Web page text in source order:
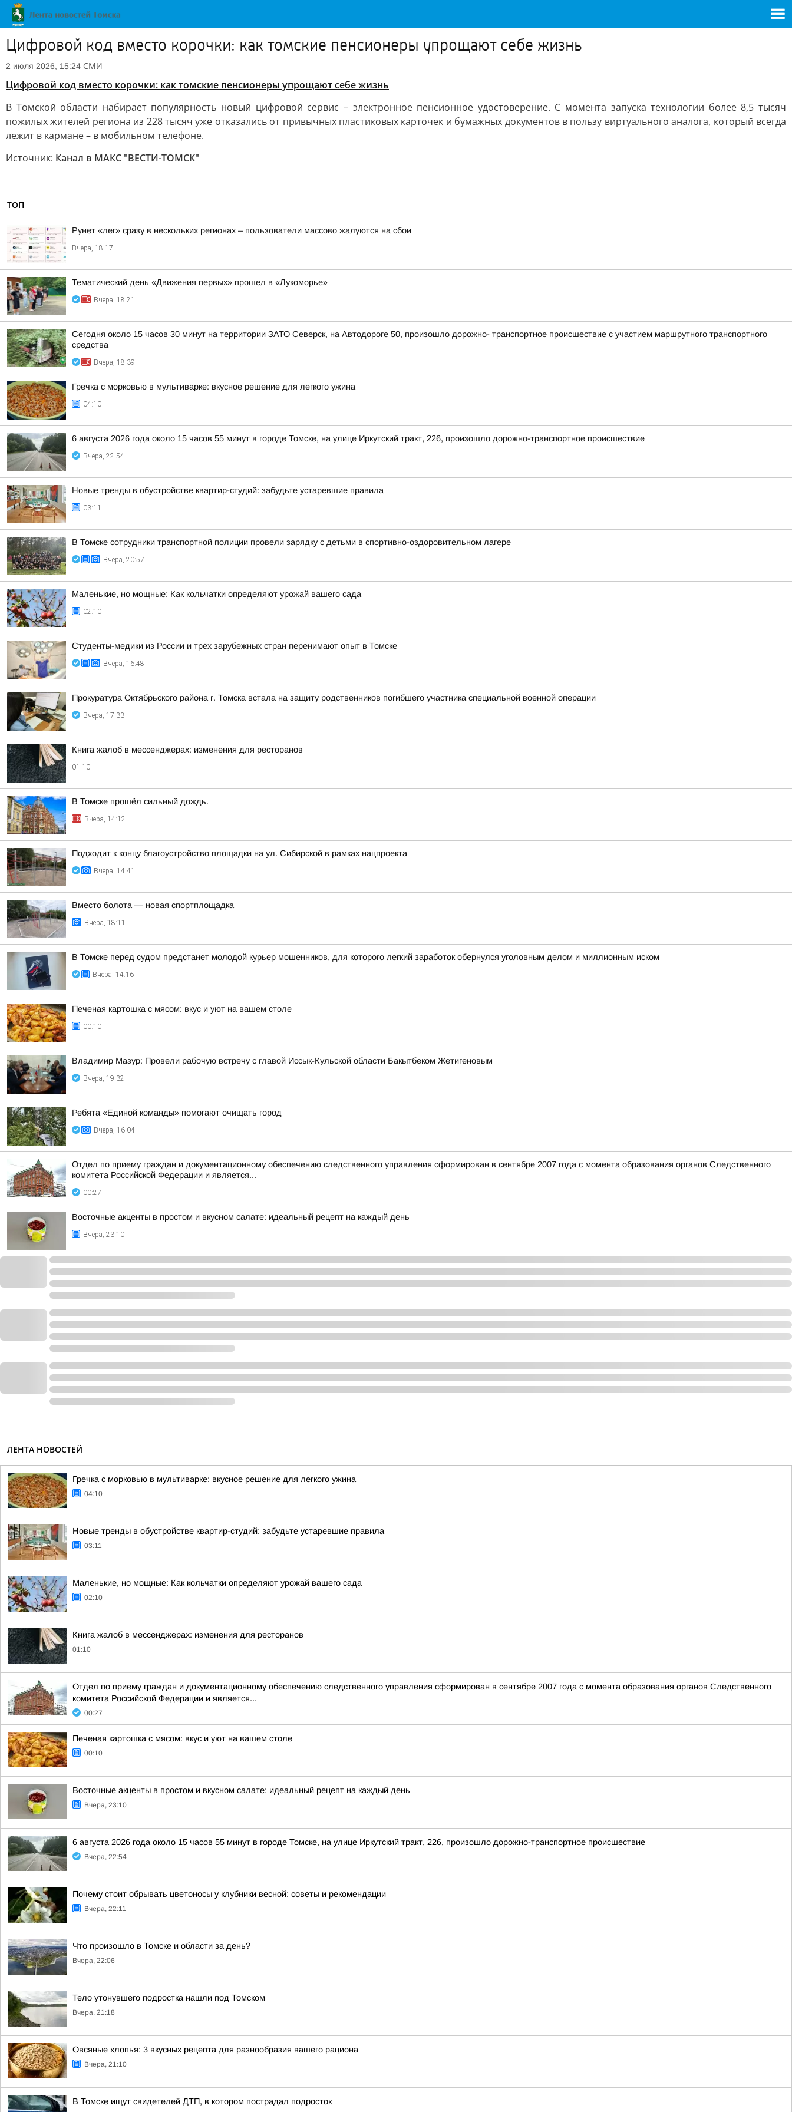
Цифровой код вместо корочки: как томские пенсионеры упрощают себе жизнь
2 июля 2026, 15:24 СМИ
Цифровой код вместо корочки: как томские пенсионеры упрощают себе жизнь
В Томской области набирает популярность новый цифровой сервис – электронное пенсионное удостоверение. С момента запуска технологии более 8,5 тысяч
пожилых жителей региона из 228 тысяч уже отказались от привычных пластиковых карточек и бумажных документов в пользу виртуального аналога, который всегда
лежит в кармане – в мобильном телефоне.
Источник: Канал в МАКС "ВЕСТИ-ТОМСК"
ТОП
Рунет «лег» сразу в нескольких регионах – пользователи массово жалуются на сбои
Вчера, 18:17
Тематический день «Движения первых» прошел в «Лукоморье»
Вчера, 18:21
Сегодня около 15 часов 30 минут на территории ЗАТО Северск, на Автодороге 50, произошло дорожно- транспортное происшествие с участием маршрутного транспортного
средства
Вчера, 18:39
Гречка с морковью в мультиварке: вкусное решение для легкого ужина
04:10
6 августа 2026 года около 15 часов 55 минут в городе Томске, на улице Иркутский тракт, 226, произошло дорожно-транспортное происшествие
Вчера, 22:54
Новые тренды в обустройстве квартир-студий: забудьте устаревшие правила
03:11
В Томске сотрудники транспортной полиции провели зарядку с детьми в спортивно-оздоровительном лагере
Вчера, 20:57
Маленькие, но мощные: Как кольчатки определяют урожай вашего сада
02:10
Студенты-медики из России и трёх зарубежных стран перенимают опыт в Томске
Вчера, 16:48
Прокуратура Октябрьского района г. Томска встала на защиту родственников погибшего участника специальной военной операции
Вчера, 17:33
Книга жалоб в мессенджерах: изменения для ресторанов
01:10
В Томске прошёл сильный дождь.
Вчера, 14:12
Подходит к концу благоустройство площадки на ул. Сибирской в рамках нацпроекта
Вчера, 14:41
Вместо болота — новая спортплощадка
Вчера, 18:11
В Томске перед судом предстанет молодой курьер мошенников, для которого легкий заработок обернулся уголовным делом и миллионным иском
Вчера, 14:16
Печеная картошка с мясом: вкус и уют на вашем столе
00:10
Владимир Мазур: Провели рабочую встречу с главой Иссык-Кульской области Бакытбеком Жетигеновым
Вчера, 19:32
Ребята «Единой команды» помогают очищать город
Вчера, 16:04
Отдел по приему граждан и документационному обеспечению следственного управления сформирован в сентябре 2007 года с момента образования органов Следственного
комитета Российской Федерации и является...
00:27
Восточные акценты в простом и вкусном салате: идеальный рецепт на каждый день
Вчера, 23:10
ЛЕНТА НОВОСТЕЙ
Гречка с морковью в мультиварке: вкусное решение для легкого ужина
04:10
Новые тренды в обустройстве квартир-студий: забудьте устаревшие правила
03:11
Маленькие, но мощные: Как кольчатки определяют урожай вашего сада
02:10
Книга жалоб в мессенджерах: изменения для ресторанов
01:10
Отдел по приему граждан и документационному обеспечению следственного управления сформирован в сентябре 2007 года с момента образования органов Следственного
комитета Российской Федерации и является...
00:27
Печеная картошка с мясом: вкус и уют на вашем столе
00:10
Восточные акценты в простом и вкусном салате: идеальный рецепт на каждый день
Вчера, 23:10
6 августа 2026 года около 15 часов 55 минут в городе Томске, на улице Иркутский тракт, 226, произошло дорожно-транспортное происшествие
Вчера, 22:54
Почему стоит обрывать цветоносы у клубники весной: советы и рекомендации
Вчера, 22:11
Что произошло в Томске и области за день?
Вчера, 22:06
Тело утонувшего подростка нашли под Томском
Вчера, 21:18
Овсяные хлопья: 3 вкусных рецепта для разнообразия вашего рациона
Вчера, 21:10
В Томске ищут свидетелей ДТП, в котором пострадал подросток